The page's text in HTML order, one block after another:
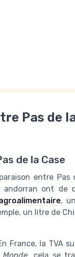
Pas de
de la Case
entre
ont de
,
un litre de
France, la TVA
Monde , cela se